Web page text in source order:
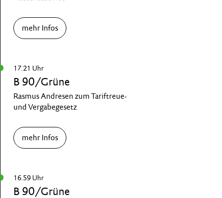
mehr Infos
17.21 Uhr
B 90/Grüne
Rasmus Andresen zum Tariftreue-
und Vergabegesetz
mehr Infos
16.59 Uhr
B 90/Grüne